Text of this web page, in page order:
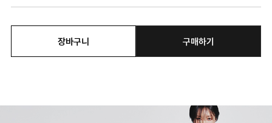
장바구니 구매하기